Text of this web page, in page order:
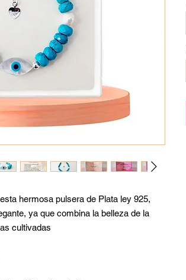
hermosa pulsera de Plata ley 925,
ya que combina la belleza de la
cultivadas